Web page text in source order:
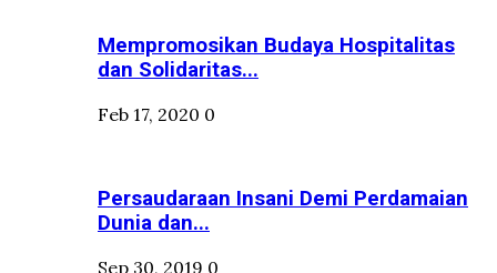
Mempromosikan Budaya Hospitalitas
dan Solidaritas...
Feb 17, 2020 0
Persaudaraan Insani Demi Perdamaian
Dunia dan...
Sep 30, 2019 0